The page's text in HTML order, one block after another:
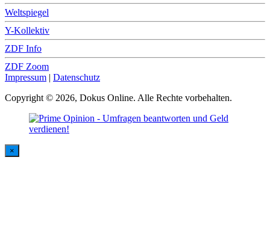
Weltspiegel
Y-Kollektiv
ZDF Info
ZDF Zoom
Impressum | Datenschutz
Copyright © 2026, Dokus Online. Alle Rechte vorbehalten.
×